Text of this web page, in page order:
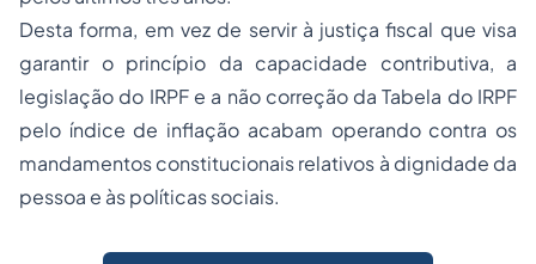
Desta forma, em vez de servir à justiça fiscal que visa
garantir o princípio da capacidade contributiva, a
legislação do IRPF e a não correção da Tabela do IRPF
pelo índice de inflação acabam operando contra os
mandamentos constitucionais relativos à dignidade da
pessoa e às políticas sociais.